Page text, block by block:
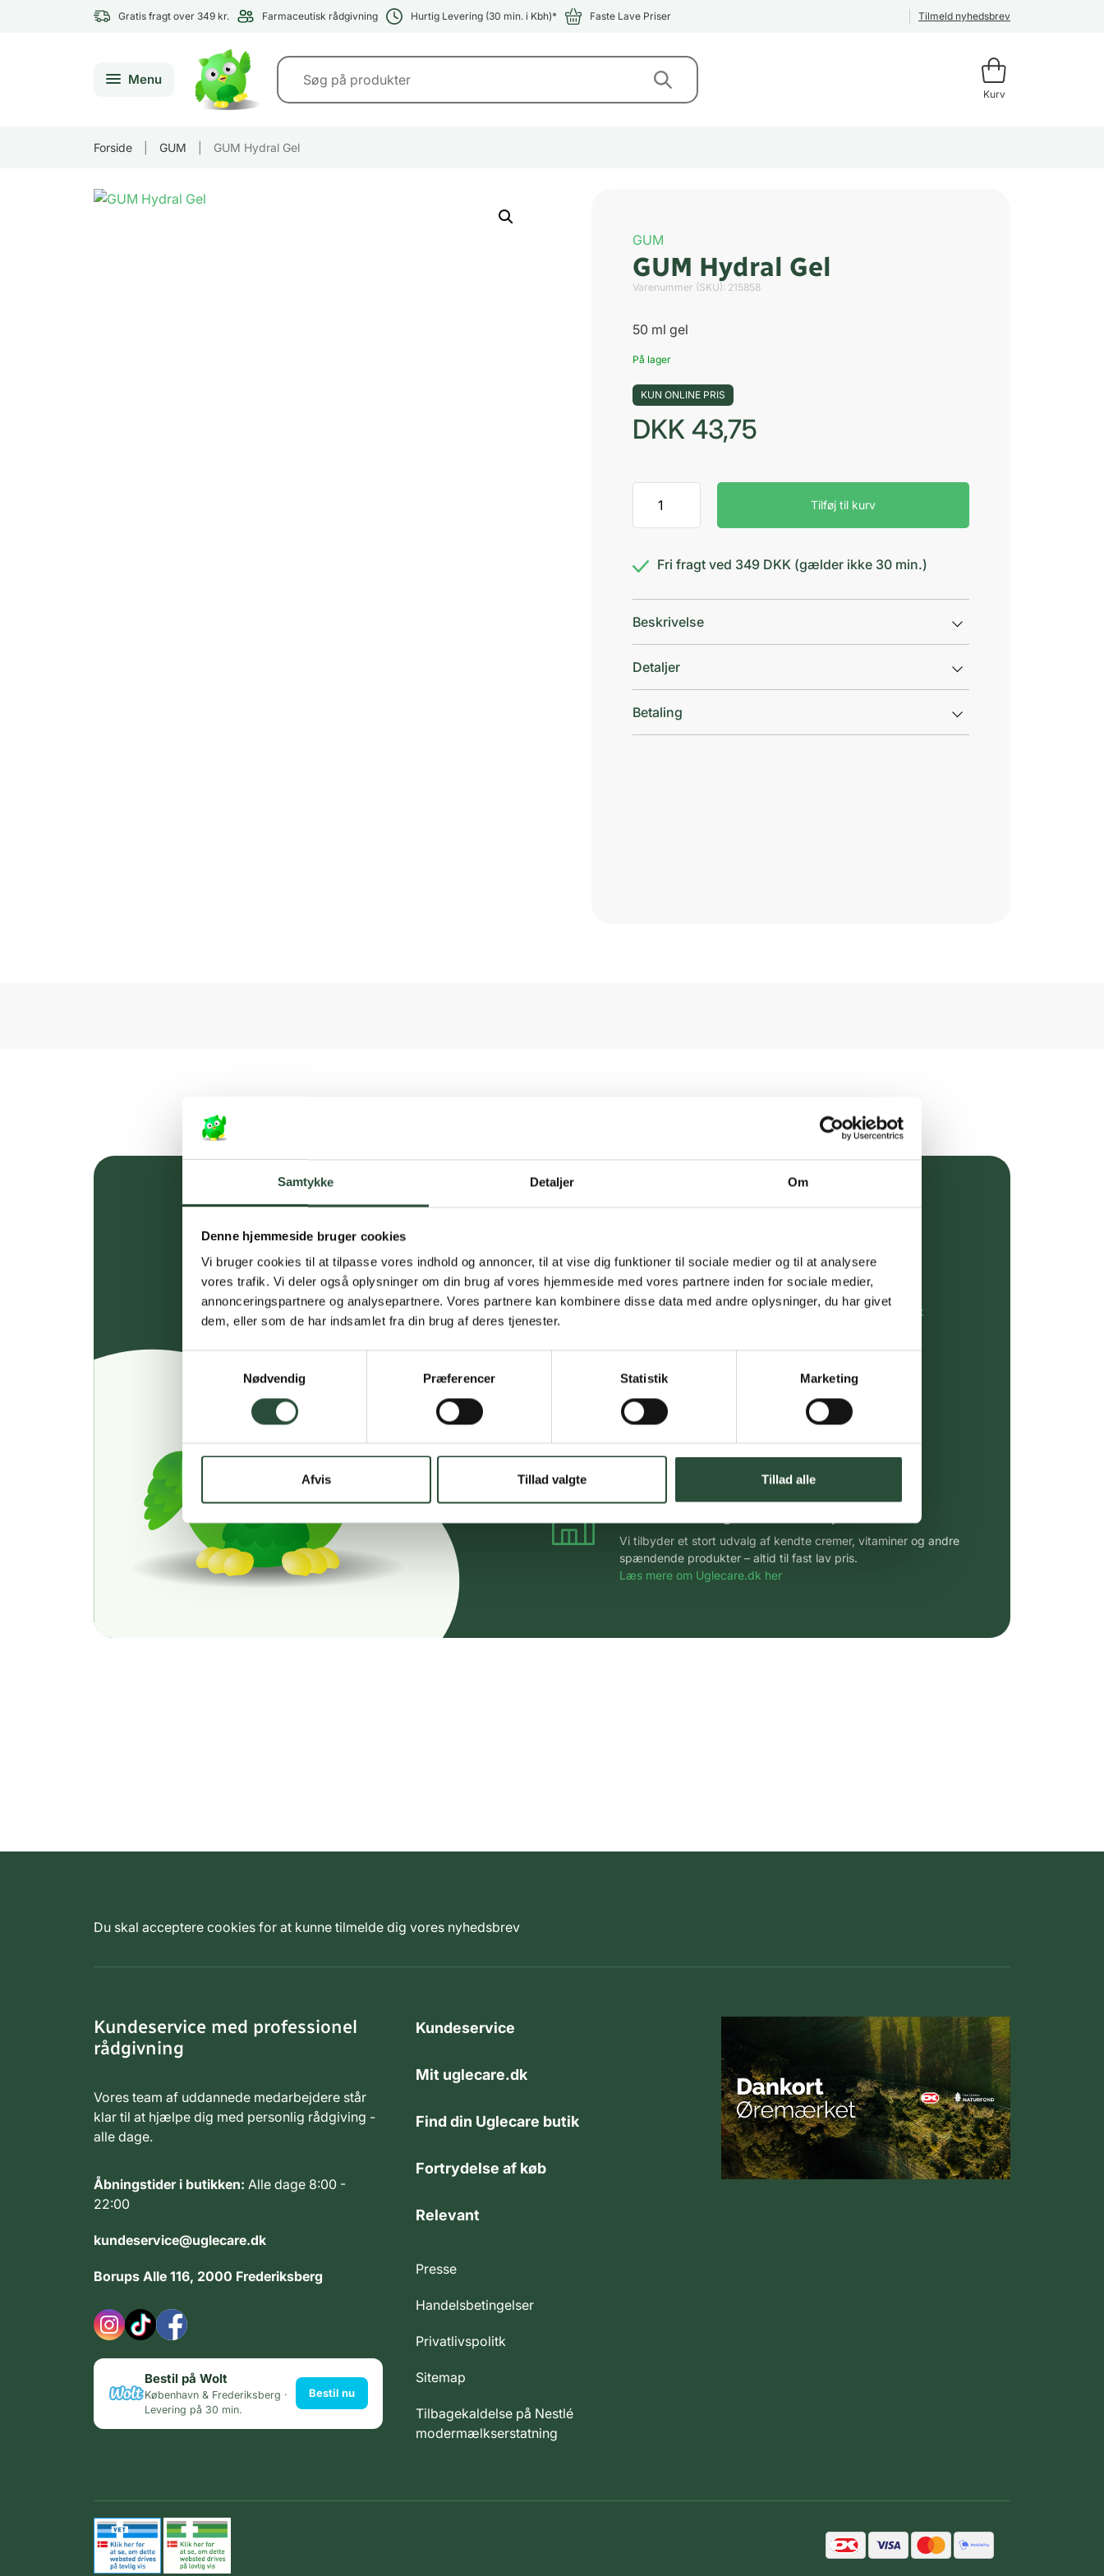
Samtykke Detaljer Om
Denne hjemmeside bruger cookies
Vi bruger cookies til at tilpasse vores indhold og annoncer, til at vise dig funktioner til sociale medier og til at analysere
vores trafik. Vi deler også oplysninger om din brug af vores hjemmeside med vores partnere inden for sociale medier,
annonceringspartnere og analysepartnere. Vores partnere kan kombinere disse data med andre oplysninger, du har givet
dem, eller som de har indsamlet fra din brug af deres tjenester.
Nødvendig
Præferencer Statistik Marketing
Afvis Tillad valgte Tillad alle
Gratis fragt over 349 kr. Farmaceutisk rådgivning Hurtig Levering (30 min. i Kbh)* Faste Lave Priser Tilmeld nyhedsbrev
Menu
Kurv
Forside GUM GUM Hydral Gel
GUM
GUM Hydral Gel
Varenummer (SKU): 215858
50 ml gel
På lager
KUN ONLINE PRIS
DKK 43,75
Hydral
Gel
Tilføj til kurv
Fri fragt ved 349 DKK (gælder ikke 30 min.)
Beskrivelse
Detaljer
Betaling
Gratis fragt over 349 kr.
Personlig rådgivning
Få hjælp til din webordre på: kundeservice@uglecare.dk
Hurtigt leveringen via GLS, og DAO
Faste lave priser*
Stort udvalg af kendte produkter
Vi tilbyder et stort udvalg af kendte cremer, vitaminer og andre
spændende produkter – altid til fast lav pris.
Læs mere om Uglecare.dk her
Du skal acceptere cookies for at kunne tilmelde dig vores nyhedsbrev
Kundeservice med professionel
rådgivning
Vores team af uddannede medarbejdere står
klar til at hjælpe dig med personlig rådgiving -
alle dage.
Åbningstider i butikken: Alle dage 8:00 -
22:00
kundeservice@uglecare.dk
Borups Alle 116, 2000 Frederiksberg
Bestil på Wolt
København & Frederiksberg ·
Levering på 30 min.
Bestil nu
Kundeservice
Mit uglecare.dk
Find din Uglecare butik
Fortrydelse af køb
Relevant
Presse
Handelsbetingelser
Privatlivspolitk
Sitemap
Tilbagekaldelse på Nestlé
modermælkserstatning